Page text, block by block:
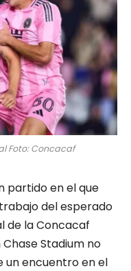
Foto: Concacaf
partido en el que
del esperado
de la Concacaf
Stadium no
un encuentro en el